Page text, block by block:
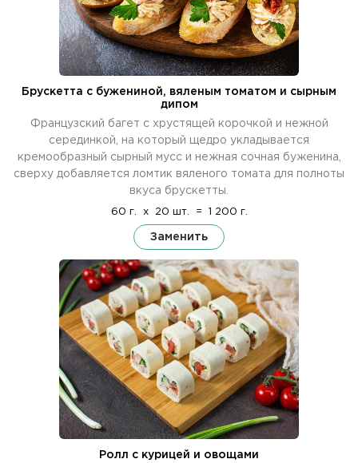
Брускетта с бужениной, вяленым томатом и сырным
дипом
Французский багет с хрустящей корочкой и нежной
серединкой, на который щедро укладывается
кремообразный сырный мусс и нежная сочная буженина,
сверху добавляется ломтик вяленого томата для полноты
вкуса брускетты.
60 г. x 20 шт. = 1 200 г.
Заменить
Ролл с курицей и овощами